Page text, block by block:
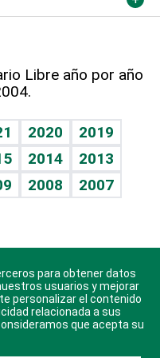
Libre año por año
2020
2019
2014
2013
2008
2007
para Android, iOS y
para obtener datos
usuarios y mejorar
personalizar el contenido
relacionada a sus
que acepta su